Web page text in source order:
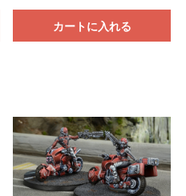
カートに入れる